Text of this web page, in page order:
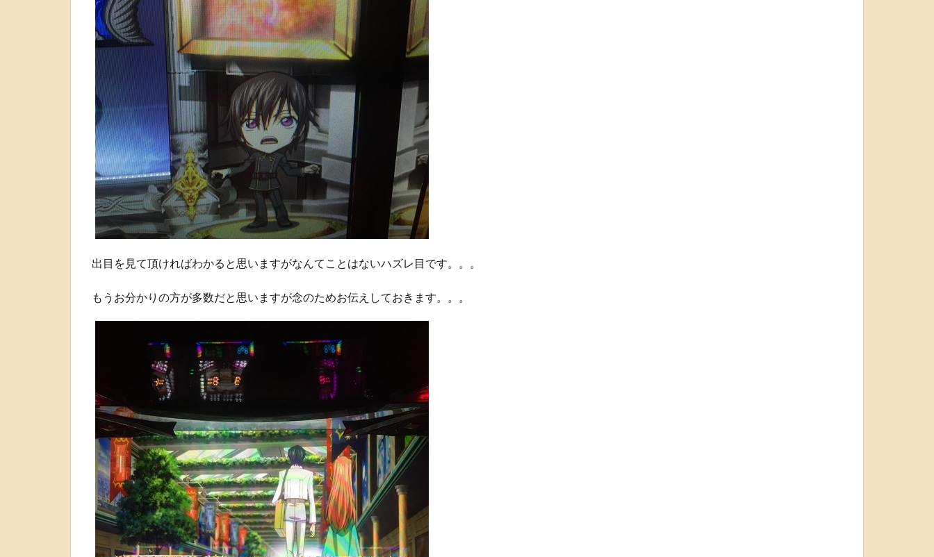
出目を見て頂ければわかると思いますがなんてことはないハズレ目です。。。
もうお分かりの方が多数だと思いますが念のためお伝えしておきます。。。